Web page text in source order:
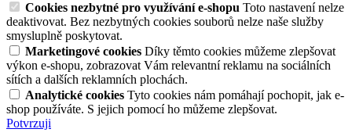
Cookies nezbytné pro využívání e-shopu Toto nastavení nelze
deaktivovat. Bez nezbytných cookies souborů nelze naše služby
smysluplně poskytovat.
Marketingové cookies Díky těmto cookies můžeme zlepšovat
výkon e-shopu, zobrazovat Vám relevantní reklamu na sociálních
sítích a dalších reklamních plochách.
Analytické cookies Tyto cookies nám pomáhají pochopit, jak e-
shop používáte. S jejich pomocí ho můžeme zlepšovat.
Potvrzuji